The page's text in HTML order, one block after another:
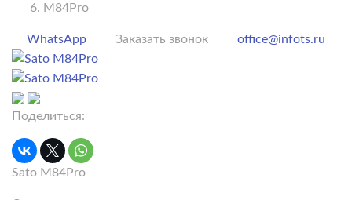
M84Pro
WhatsApp Заказать звонок office@infots.ru
Поделиться:
Sato M84Pro